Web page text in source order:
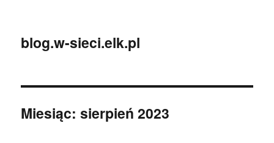
blog.w-sieci.elk.pl
Miesiąc:sierpień 2023